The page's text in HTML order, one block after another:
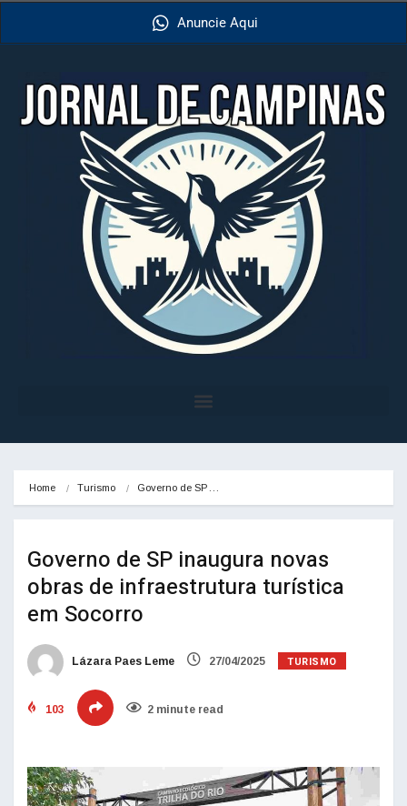
Anuncie Aqui
Home Turismo Governo de SP…
Governo de SP inaugura novas
obras de infraestrutura turística
em Socorro
Lázara Paes Leme 27/04/2025 TURISMO
103 2 minute read